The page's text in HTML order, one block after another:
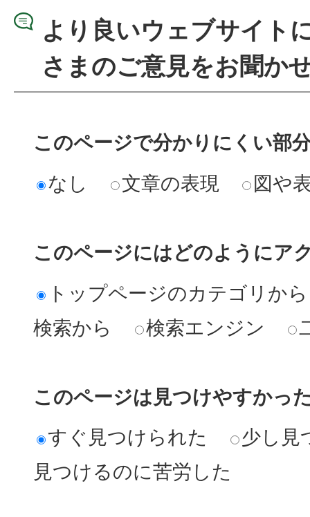
より良いウェブサイト
さまのご意見をお聞か
このページで分かりにくい部
なし
文章の表現 図や
このページにはどのようにア
トップページのカテゴリから
検索から
検索エンジン
このページは見つけやすかっ
すぐ見つけられた
少し見
見つけるのに苦労した